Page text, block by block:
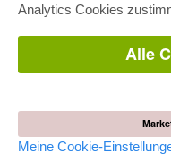
Analytics Cookies
Alle
Meine Cookie-
Häufig gestellte Fragen (FAQ)
Alle Autoren
AUTOR WERDEN